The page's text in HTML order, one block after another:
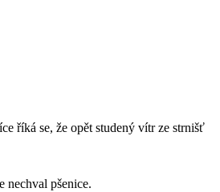
říká se, že opět studený vítr ze strnišť
nechval pšenice.